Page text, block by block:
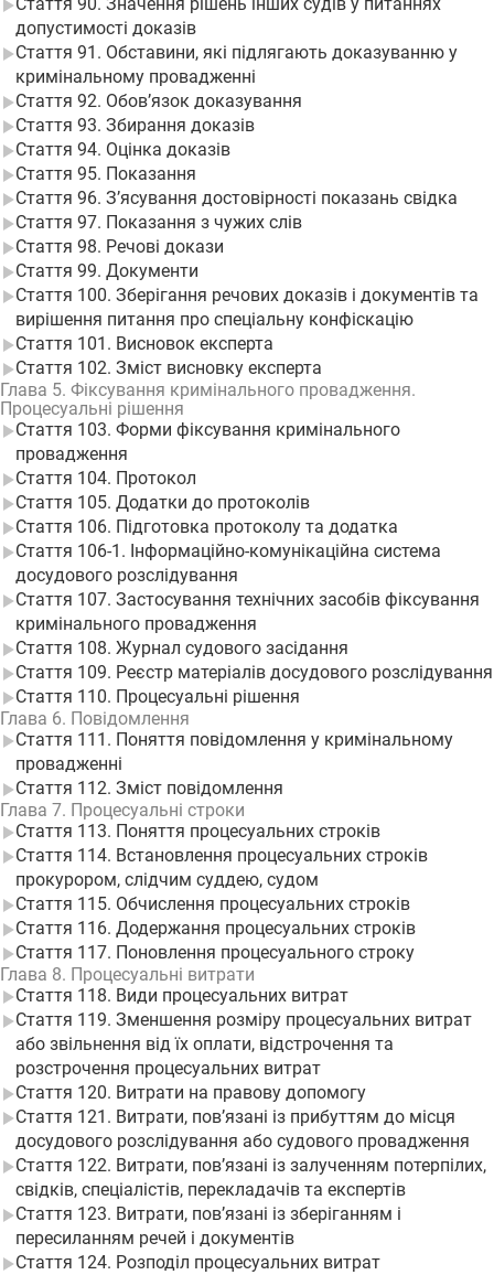
допустимості доказів
Стаття 91. Обставини, які підлягають доказуванню у
кримінальному провадженні
Стаття 92. Обов’язок доказування
Стаття 93. Збирання доказів
Стаття 94. Оцінка доказів
Стаття 95. Показання
Стаття 96. З’ясування достовірності показань свідка
Стаття 97. Показання з чужих слів
Стаття 98. Речові докази
Стаття 99. Документи
Стаття 100. Зберігання речових доказів і документів та
вирішення питання про спеціальну конфіскацію
Стаття 101. Висновок експерта
Стаття 102. Зміст висновку експерта
Глава 5. Фіксування кримінального провадження.
Процесуальні рішення
Стаття 103. Форми фіксування кримінального
провадження
Стаття 104. Протокол
Стаття 105. Додатки до протоколів
Стаття 106. Підготовка протоколу та додатка
Стаття 106-1. Інформаційно-комунікаційна система
досудового розслідування
Стаття 107. Застосування технічних засобів фіксування
кримінального провадження
Стаття 108. Журнал судового засідання
Стаття 109. Реєстр матеріалів досудового розслідування
Стаття 110. Процесуальні рішення
Глава 6. Повідомлення
Стаття 111. Поняття повідомлення у кримінальному
провадженні
Стаття 112. Зміст повідомлення
Глава 7. Процесуальні строки
Стаття 113. Поняття процесуальних строків
Стаття 114. Встановлення процесуальних строків
прокурором, слідчим суддею, судом
Стаття 115. Обчислення процесуальних строків
Стаття 116. Додержання процесуальних строків
Стаття 117. Поновлення процесуального строку
Глава 8. Процесуальні витрати
Стаття 118. Види процесуальних витрат
Стаття 119. Зменшення розміру процесуальних витрат
або звільнення від їх оплати, відстрочення та
розстрочення процесуальних витрат
Стаття 120. Витрати на правову допомогу
Стаття 121. Витрати, пов’язані із прибуттям до місця
досудового розслідування або судового провадження
Стаття 122. Витрати, пов’язані із залученням потерпілих,
свідків, спеціалістів, перекладачів та експертів
Стаття 123. Витрати, пов’язані із зберіганням і
пересиланням речей і документів
Стаття 124. Розподіл процесуальних витрат